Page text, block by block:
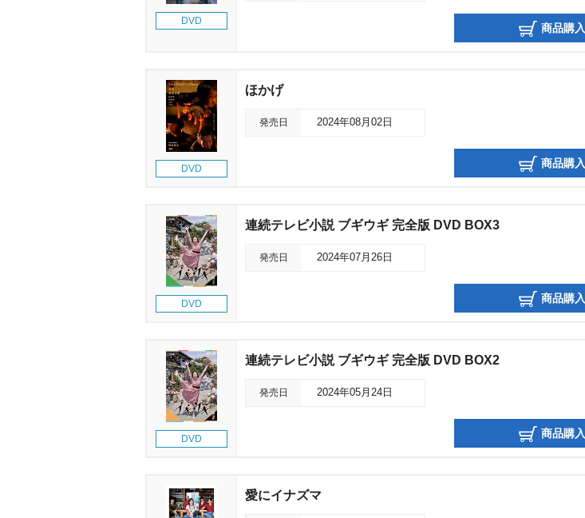
DVD
商品購入
DVD
ほかげ
発売日 2024年08月02日
商品購入
DVD
連続テレビ小説 ブギウギ 完全版 DVD BOX3
発売日 2024年07月26日
商品購入
DVD
連続テレビ小説 ブギウギ 完全版 DVD BOX2
発売日 2024年05月24日
商品購入
愛にイナズマ